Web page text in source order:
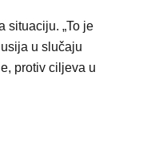
situaciju. „To je
u slučaju
protiv ciljeva u